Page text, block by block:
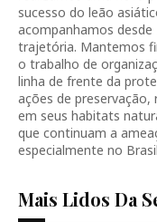
sucesso do leão
acompanhamos desde
trajetória. Mantemos
o trabalho de
linha de frente da
ações de
em seus habitats
que continuam a
especialmente no
Mais Lidos Da